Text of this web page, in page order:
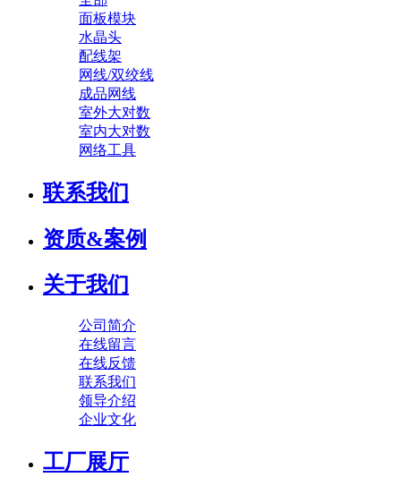
面板模块
水晶头
配线架
网线/双绞线
成品网线
室外大对数
室内大对数
网络工具
联系我们
资质&案例
关于我们
公司简介
在线留言
在线反馈
联系我们
领导介绍
企业文化
工厂展厅